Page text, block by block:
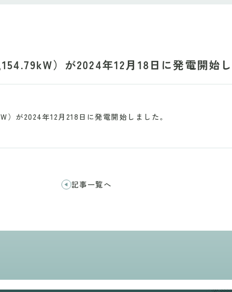
）が2024年12月18日に発電開始し
）が2024年12月218日に発電開始しました。
記事一覧へ